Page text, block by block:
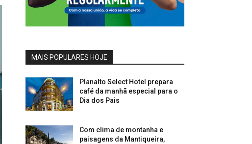
MAIS POPULARES HOJE
Planalto Select Hotel prepara
café da manhã especial para o
Dia dos Pais
Com clima de montanha e
paisagens da Mantiqueira,